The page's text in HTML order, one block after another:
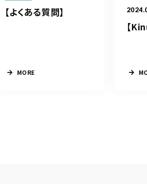
【よくある質問】
MORE
【